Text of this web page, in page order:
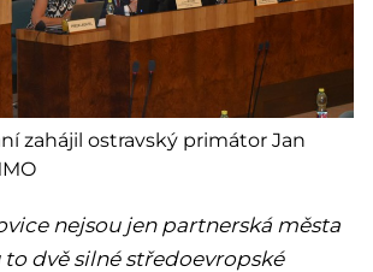
zahájil ostravský primátor Jan
nejsou jen partnerská města
to dvě silné středoevropské